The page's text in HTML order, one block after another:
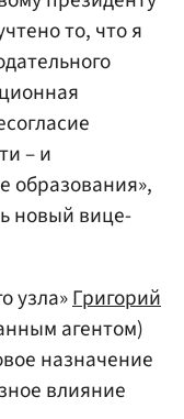
то, что я
– и
образования»,
новый вице-
узла»Григорий
агентом)
назначение
влияние